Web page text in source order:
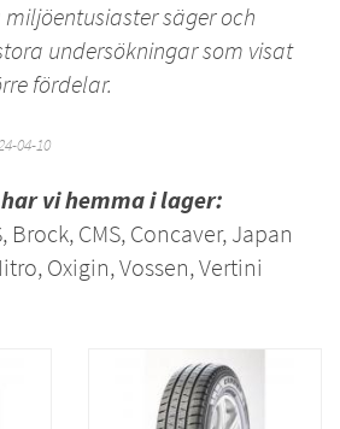
säger och
undersökningar som visat
fördelar.
04-10
vi hemma i lager:
, Brock, CMS, Concaver, Japan
, Oxigin,Vossen,Vertini